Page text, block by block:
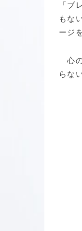
「ブ
もな
ージ
心の
らな